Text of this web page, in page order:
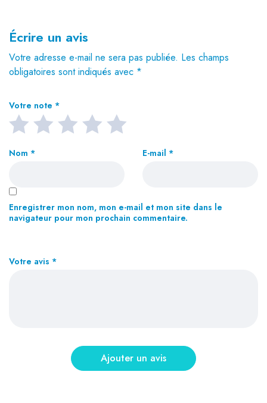
Écrire un avis
Votre adresse e-mail ne sera pas publiée. Les champs
obligatoires sont indiqués avec *
Votre note *
Votre avis *
Nom * E-mail *
Enregistrer mon nom, mon e-mail et mon site dans le
navigateur pour mon prochain commentaire.